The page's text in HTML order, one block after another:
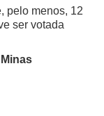
pelo menos, 12
ser votada